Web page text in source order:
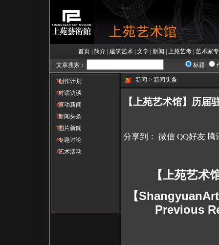
首页 简介 建筑艺术 文学 新闻 上苑艺考 艺术家
文章搜索：
标题
创作计划
对话访谈
滚动新闻
新闻头条
图片新闻
专题讨论
艺术活动
新闻 > 新闻头条
【上苑艺术馆】历届
分享到： 微信 QQ好友 腾
【上苑艺术
【
Previous